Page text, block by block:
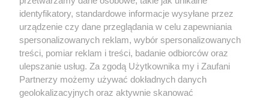
Kultura
X Facebook Instagram Youtube
identyfikatory, standardowe informacje wysyłane przez
urządzenie czy dane przeglądania w celu zapewniania
spersonalizowanych reklam, wybór spersonalizowanych
treści, pomiar reklam i treści, badanie odbiorców oraz
ulepszanie usług. Za zgodą Użytkownika my i Zaufani
Partnerzy możemy używać dokładnych danych
geolokalizacyjnych oraz aktywnie skanować